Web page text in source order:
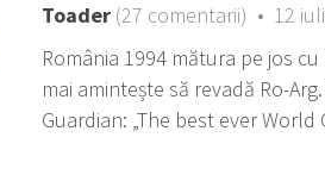
Toader (27 comentarii) • 12
România 1994 mătura pe jos
mai amintește să revadă Ro-
Guardian: „The best ever World